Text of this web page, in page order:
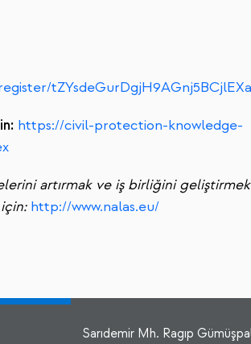
https://civil-protection-knowledge-
artırmak ve iş birliğini
http://www.nalas.eu/
Sarıdemir Mh. Ragıp